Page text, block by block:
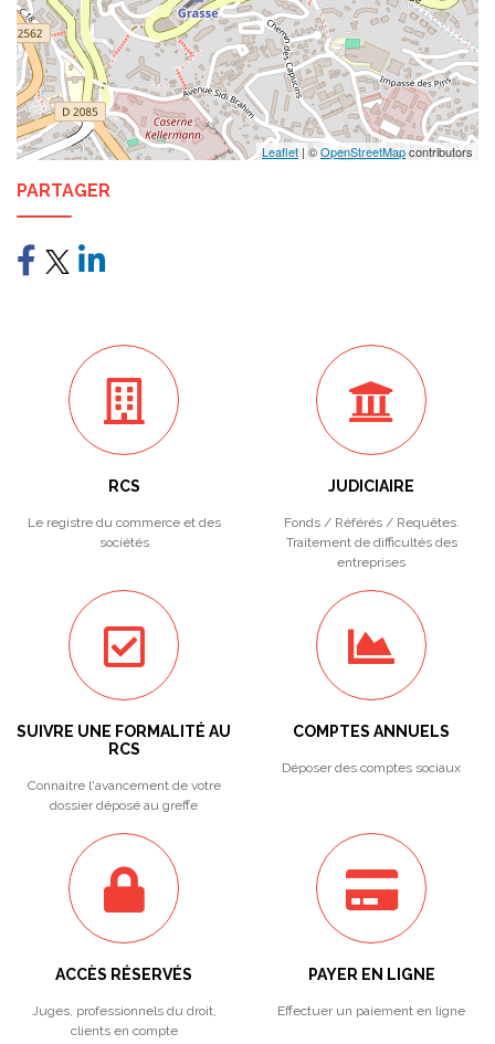
Leaflet | ©OpenStreetMapcontributors
PARTAGER
RCS
Le registre du commerce et des
sociétés
JUDICIAIRE
Fonds / Référés / Requêtes.
Traitement de difficultés des
entreprises
SUIVRE UNE FORMALITÉ AU
RCS
Connaitre l'avancement de votre
dossier déposé au greffe
COMPTES ANNUELS
Déposer des comptes sociaux
ACCÈS RÉSERVÉS
Juges, professionnels du droit,
clients en compte
PAYER EN LIGNE
Effectuer un paiement en ligne